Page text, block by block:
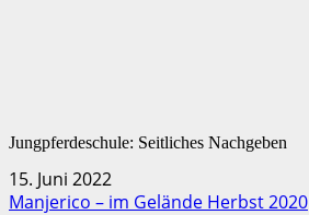
Jungpferdeschule: Seitliches Nachgeben
15. Juni 2022
Manjerico – im Gelände Herbst 2020